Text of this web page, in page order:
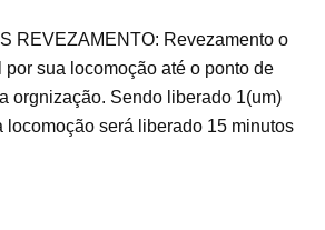
REVEZAMENTO: Revezamento o
sua locomoção até o ponto de
orgnização. Sendo liberado 1(um)
locomoção será liberado 15 minutos